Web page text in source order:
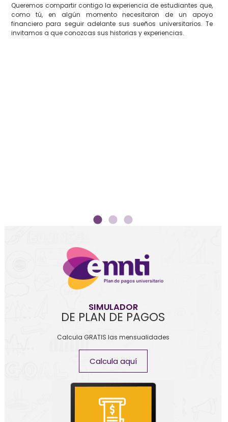
Queremos compartir contigo la experiencia de estudiantes que,
como tú, en algún momento necesitaron de un apoyo
financiero para seguir adelante sus sueños universitarios. Te
invitamos a que conozcas sus historias y experiencias.
SIMULADOR
DE PLAN DE PAGOS
Calcula GRATIS las mensualidades
Calcula aquí